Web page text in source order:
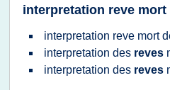
interpretation reve
interpretation reve mort
interpretation des reves
interpretation des reves